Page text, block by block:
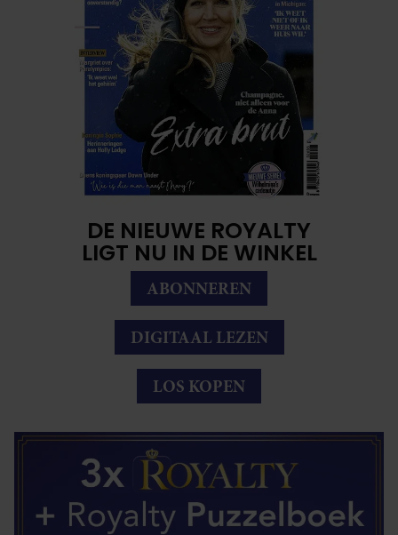
DE NIEUWE ROYALTY
LIGT NU IN DE WINKEL
ABONNEREN
DIGITAAL LEZEN
LOS KOPEN